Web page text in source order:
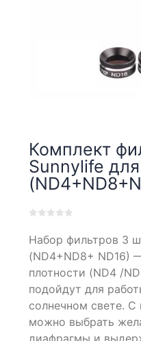
Комплект
Sunnylife
out
of
based
on
customer
ratings
Набор фильтров 3
(ND4+ND8+ ND16)
плотности (ND4 /
подойдут для
солнечном свете.
можно выбрать